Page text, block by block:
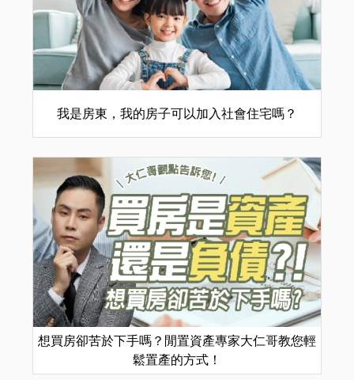
我是房東，我的房子可以加入社會住宅嗎？
想買房卻苦於下手嗎？閒置資產專家大仁哥教您輕
鬆置產的方式！